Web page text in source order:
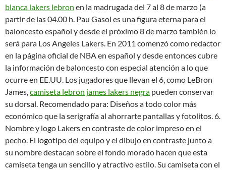
blanca lakers lebron en la madrugada del 7 al 8 de marzo (a
partir de las 04.00 h. Pau Gasol es una figura eterna para el
baloncesto español y desde el próximo 8 de marzo también lo
será para Los Angeles Lakers. En 2011 comenzó como redactor
en la página oficial de NBA en español y desde entonces cubre
la información de baloncesto con especial atención a lo que
ocurre en EE.UU. Los jugadores que llevan el 6, como LeBron
James,camiseta lebron james lakers negra pueden conservar
su dorsal. Recomendado para: Diseños a todo color más
económico que la serigrafía al ahorrarte pantallas y fotolitos. 6.
Nombre y logo Lakers en contraste de color impreso en el
pecho. El logotipo del equipo y el dibujo en contraste junto a
su nombre destacan sobre el fondo morado hacen que esta
camiseta tenga un sencillo y atractivo estilo. Su camiseta con el